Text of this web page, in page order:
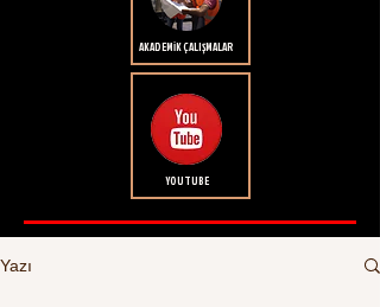
AKADEMİK ÇALIŞMALAR
YOUTUBE
Yazı